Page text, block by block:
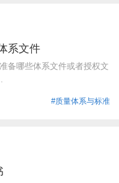
系文件
备哪些体系文件或者授权文
#质量体系与标准